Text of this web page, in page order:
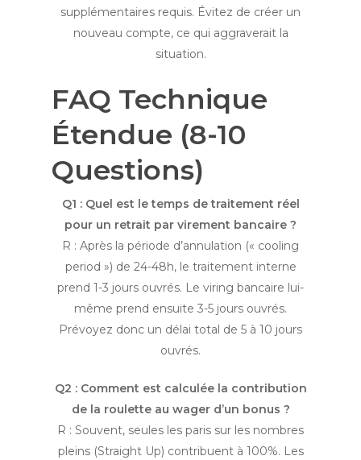
supplémentaires requis. Évitez de créer un
nouveau compte, ce qui aggraverait la
situation.
FAQ Technique
Étendue (8-10
Questions)
Q1 : Quel est le temps de traitement réel
pour un retrait par virement bancaire ?
R : Après la période d’annulation (« cooling
period ») de 24-48h, le traitement interne
prend 1-3 jours ouvrés. Le viring bancaire lui-
même prend ensuite 3-5 jours ouvrés.
Prévoyez donc un délai total de 5 à 10 jours
ouvrés.
Q2 : Comment est calculée la contribution
de la roulette au wager d’un bonus ?
R : Souvent, seules les paris sur les nombres
pleins (Straight Up) contribuent à 100%. Les